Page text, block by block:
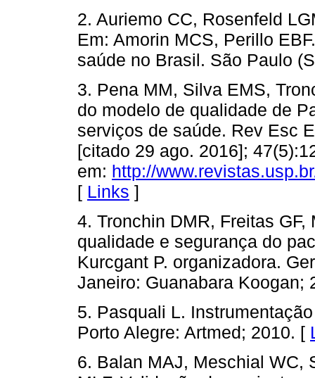
2. Auriemo CC, Rosenfeld
Em: Amorin MCS, Perillo
saúde no Brasil. São Paulo
3. Pena MM, Silva EMS,
do modelo de qualidade de
serviços de saúde. Rev Esc
[citado 29 ago. 2016];
em: http://
[ Links ]
4. Tronchin DMR, Freitas
qualidade e segurança do
Kurcgant P. organizadora.
Janeiro: Guanabara Koogan;
5. Pasquali L.
Porto Alegre: Artmed; 2010. [
6. Balan MAJ, Meschial WC,